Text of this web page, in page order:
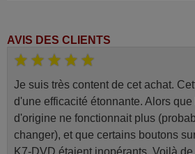
AVIS DES CLIENTS
Je suis très content de cet achat.
d'une efficacité étonnante. Alors
d'origine ne fonctionnait plus
changer), et que certains boutons